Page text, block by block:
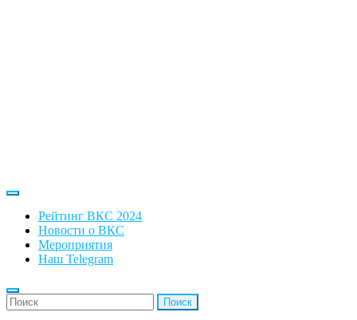
Рейтинг ВКС 2024
Новости о ВКС
Мероприятия
Наш Telegram
'Найти: